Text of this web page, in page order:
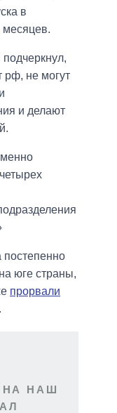
в
месяцев.
рф, не могут
и делают
постепенно
юге страны,
прорвали
НАШ